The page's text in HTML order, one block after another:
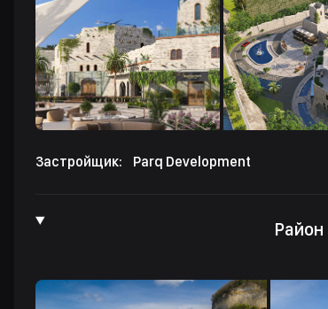
Застройщик: Parq Development
Район